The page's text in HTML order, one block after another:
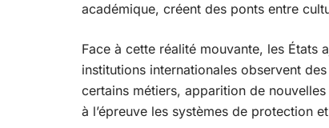
académique, créent des ponts entre
Face à cette réalité mouvante, les États
institutions internationales observent
certains métiers, apparition de
à l’épreuve les systèmes de protection